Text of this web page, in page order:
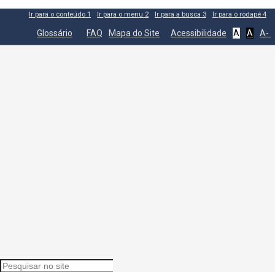
Ir para o conteúdo 1 Ir para o menu 2 Ir para a busca 3 Ir para o rodapé 4
Glossário FAQ Mapa do Site Acessibilidade A A A-